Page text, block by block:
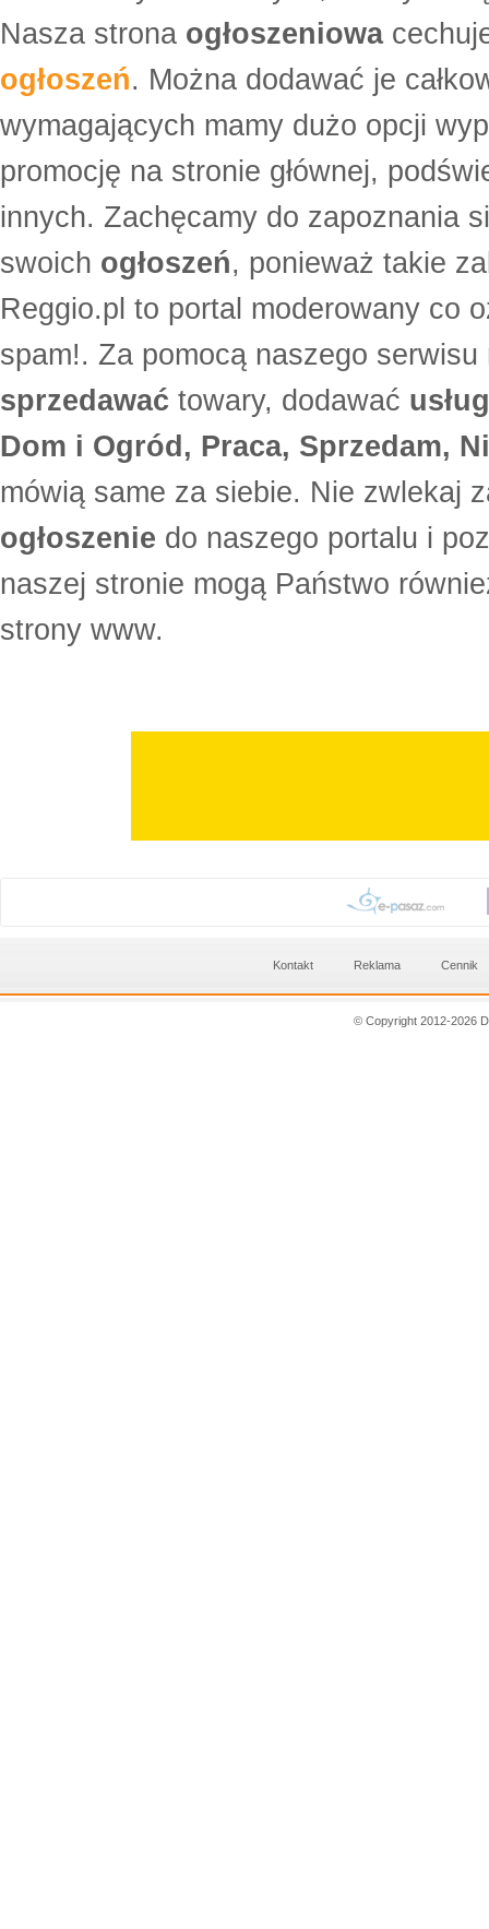
Nasza strona ogłoszeniowa
ogłoszeń. Można dodawać je
wymagających mamy dużo opcji
promocję na stronie głównej,
innych. Zachęcamy do zapoznania
swoich ogłoszeń, ponieważ takie
Reggio.pl to portal moderowany co
spam!. Za pomocą naszego
sprzedawać towary, dodawać
Dom i Ogród, Praca, Sprzedam,
mówią same za siebie. Nie zwlekaj
ogłoszenie do naszego portalu i
naszej stronie mogą Państwo
strony www.
Kontakt Reklama Cennik
© Copyright 2012-2026